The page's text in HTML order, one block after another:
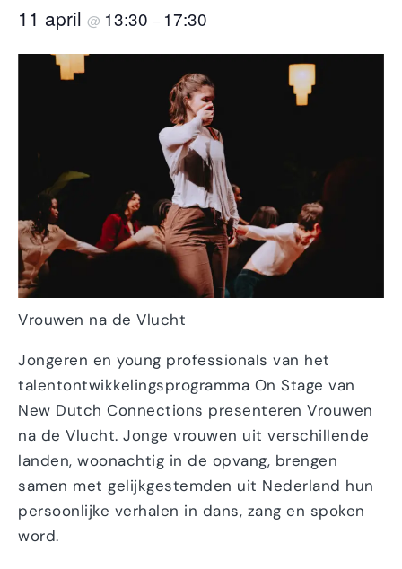
11 april @ 13:30 – 17:30
Vrouwen na de Vlucht
Jongeren en young professionals van het
talentontwikkelingsprogramma On Stage van
New Dutch Connections presenteren Vrouwen
na de Vlucht. Jonge vrouwen uit verschillende
landen, woonachtig in de opvang, brengen
samen met gelijkgestemden uit Nederland hun
persoonlijke verhalen in dans, zang en spoken
word.